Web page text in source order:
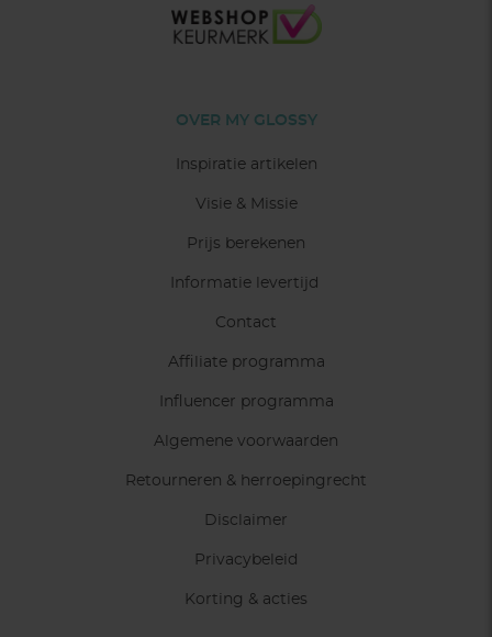
OVER MY GLOSSY
Inspiratie artikelen
Visie & Missie
Prijs berekenen
Informatie levertijd
Contact
Affiliate programma
Influencer programma
Algemene voorwaarden
Retourneren & herroepingrecht
Disclaimer
Privacybeleid
Korting & acties